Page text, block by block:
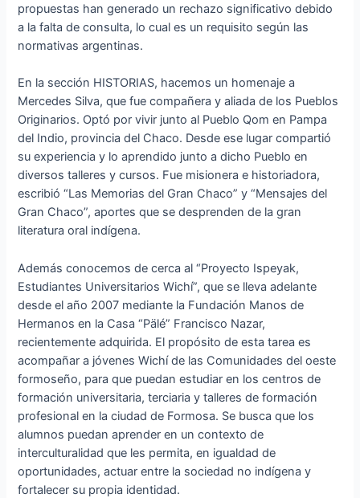
propuestas han generado un rechazo significativo debido
a la falta de consulta, lo cual es un requisito según las
normativas argentinas.
En la sección HISTORIAS, hacemos un homenaje a
Mercedes Silva, que fue compañera y aliada de los Pueblos
Originarios. Optó por vivir junto al Pueblo Qom en Pampa
del Indio, provincia del Chaco. Desde ese lugar compartió
su experiencia y lo aprendido junto a dicho Pueblo en
diversos talleres y cursos. Fue misionera e historiadora,
escribió “Las Memorias del Gran Chaco” y “Mensajes del
Gran Chaco”, aportes que se desprenden de la gran
literatura oral indígena.
Además conocemos de cerca al “Proyecto Ispeyak,
Estudiantes Universitarios Wichí”, que se lleva adelante
desde el año 2007 mediante la Fundación Manos de
Hermanos en la Casa “Pälé” Francisco Nazar,
recientemente adquirida. El propósito de esta tarea es
acompañar a jóvenes Wichí de las Comunidades del oeste
formoseño, para que puedan estudiar en los centros de
formación universitaria, terciaria y talleres de formación
profesional en la ciudad de Formosa. Se busca que los
alumnos puedan aprender en un contexto de
interculturalidad que les permita, en igualdad de
oportunidades, actuar entre la sociedad no indígena y
fortalecer su propia identidad.